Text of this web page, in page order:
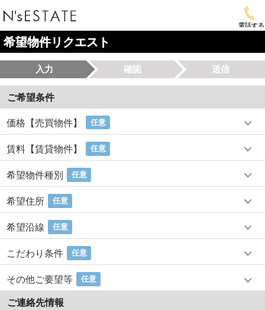
電話する
希望物件リクエスト
入力 確認 送信
ご希望条件
価格【売買物件】 任意
賃料【賃貸物件】 任意
希望物件種別 任意
希望住所 任意
希望沿線 任意
こだわり条件 任意
その他ご要望等 任意
ご連絡先情報